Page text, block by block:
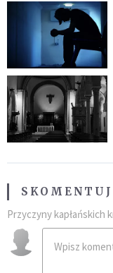
Przyczyny kapłańskich